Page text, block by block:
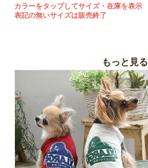
カラーをタップしてサイズ・在庫を表示
表記の無いサイズは販売終了
もっと見る